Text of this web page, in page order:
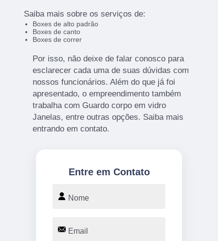
Saiba mais sobre os serviços de:
Boxes de alto padrão
Boxes de canto
Boxes de correr
Por isso, não deixe de falar conosco para
esclarecer cada uma de suas dúvidas com
nossos funcionários. Além do que já foi
apresentado, o empreendimento também
trabalha com Guardo corpo em vidro
Janelas, entre outras opções. Saiba mais
entrando em contato.
Entre em Contato